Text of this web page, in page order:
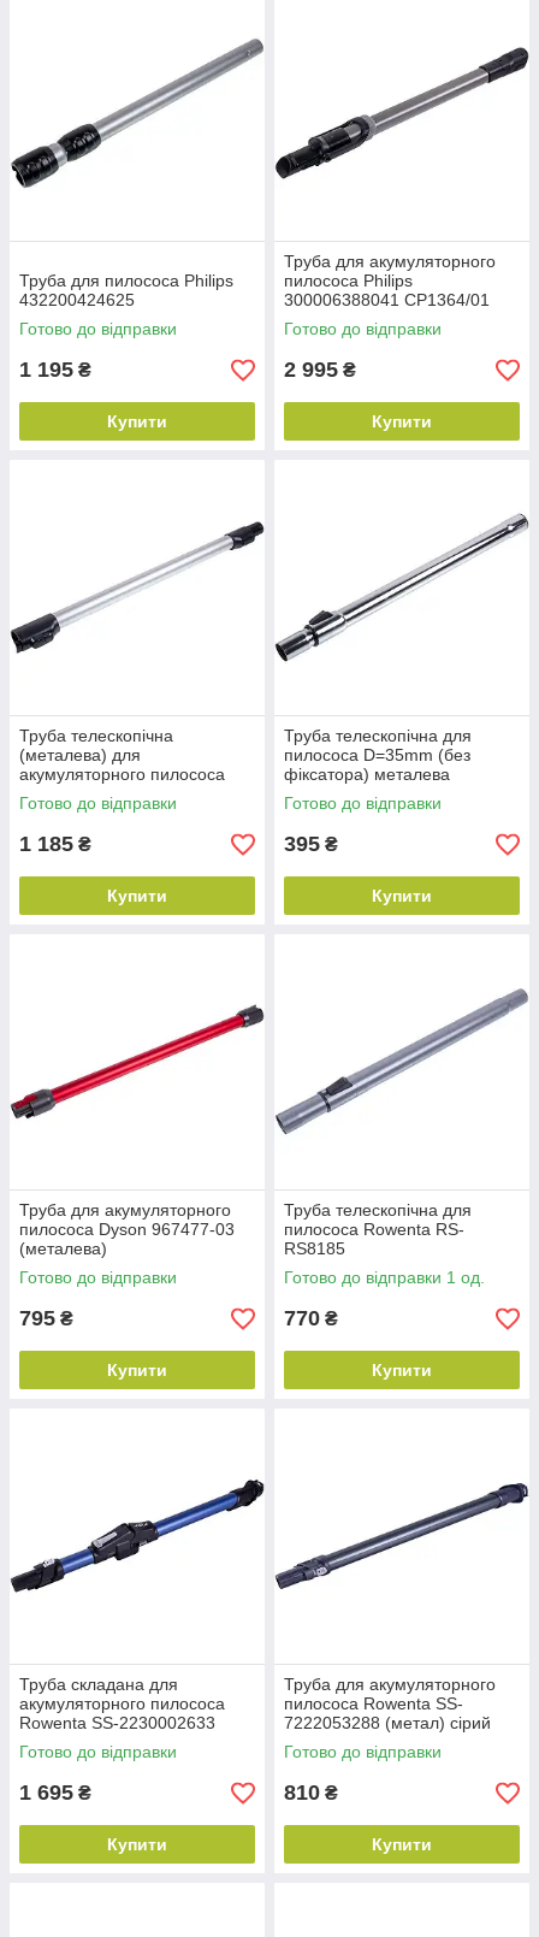
Труба для пилососа Philips
432200424625
Готово до відправки
1 195 ₴
Купити
Труба для акумуляторного
пилососа Philips
300006388041 CP1364/01
(метал)
Готово до відправки
2 995 ₴
Купити
Труба телескопічна
(металева) для
акумуляторного пилососа
Samsung DJ97-03120A
Готово до відправки
1 185 ₴
Купити
Труба телескопічна для
пилососа D=35mm (без
фіксатора) металева
Готово до відправки
395 ₴
Купити
Труба для акумуляторного
пилососа Dyson 967477-03
(металева)
Готово до відправки
795 ₴
Купити
Труба телескопічна для
пилососа Rowenta RS-
RS8185
Готово до відправки 1 од.
770 ₴
Купити
Труба складана для
акумуляторного пилососа
Rowenta SS-2230002633
металева
Готово до відправки
1 695 ₴
Купити
Труба для акумуляторного
пилососа Rowenta SS-
7222053288 (метал) сірий
Готово до відправки
810 ₴
Купити